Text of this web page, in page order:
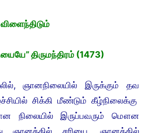
திருமந்திரம் (1473)
ஞானநிலையில் இருக்கும் தவ
சிக்கி மீண்டும் கீழ்நிலைக்கு
நிலையில் இருப்பவரும் மௌன